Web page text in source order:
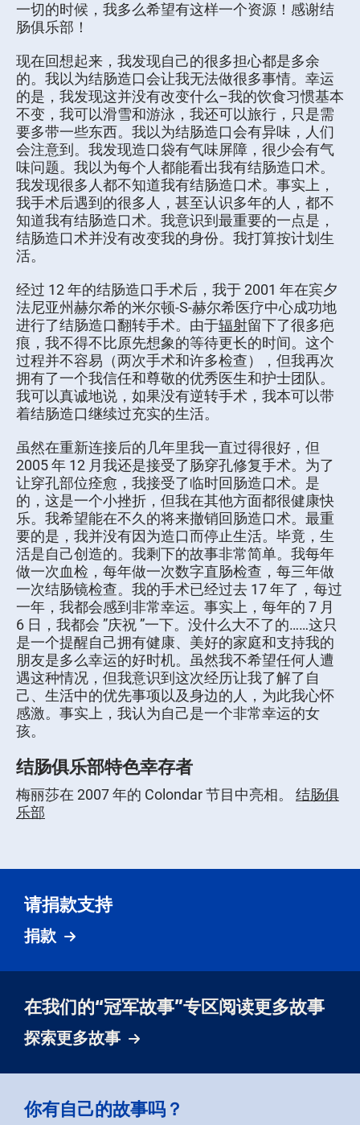
一切的时候，我多么希望有这样一个资源！感谢结
肠俱乐部！
现在回想起来，我发现自己的很多担心都是多余
的。我以为结肠造口会让我无法做很多事情。幸运
的是，我发现这并没有改变什么–我的饮食习惯基本
不变，我可以滑雪和游泳，我还可以旅行，只是需
要多带一些东西。我以为结肠造口会有异味，人们
会注意到。我发现造口袋有气味屏障，很少会有气
味问题。我以为每个人都能看出我有结肠造口术。
我发现很多人都不知道我有结肠造口术。事实上，
我手术后遇到的很多人，甚至认识多年的人，都不
知道我有结肠造口术。我意识到最重要的一点是，
结肠造口术并没有改变我的身份。我打算按计划生
活。
经过 12 年的结肠造口手术后，我于 2001 年在宾夕
法尼亚州赫尔希的米尔顿-S-赫尔希医疗中心成功地
进行了结肠造口翻转手术。由于辐射留下了很多疤
痕，我不得不比原先想象的等待更长的时间。这个
过程并不容易（两次手术和许多检查），但我再次
拥有了一个我信任和尊敬的优秀医生和护士团队。
我可以真诚地说，如果没有逆转手术，我本可以带
着结肠造口继续过充实的生活。
虽然在重新连接后的几年里我一直过得很好，但
2005 年 12 月我还是接受了肠穿孔修复手术。为了
让穿孔部位痊愈，我接受了临时回肠造口术。是
的，这是一个小挫折，但我在其他方面都很健康快
乐。我希望能在不久的将来撤销回肠造口术。最重
要的是，我并没有因为造口而停止生活。毕竟，生
活是自己创造的。我剩下的故事非常简单。我每年
做一次血检，每年做一次数字直肠检查，每三年做
一次结肠镜检查。我的手术已经过去 17 年了，每过
一年，我都会感到非常幸运。事实上，每年的 7 月
6 日，我都会 ”庆祝 ”一下。没什么大不了的……这只
是一个提醒自己拥有健康、美好的家庭和支持我的
朋友是多么幸运的好时机。虽然我不希望任何人遭
遇这种情况，但我意识到这次经历让我了解了自
己、生活中的优先事项以及身边的人，为此我心怀
感激。事实上，我认为自己是一个非常幸运的女
孩。
结肠俱乐部特色幸存者
梅丽莎在 2007 年的 Colondar 节目中亮相。 结肠俱
乐部
请捐款支持
捐款
在我们的“冠军故事”专区阅读更多故事
探索更多故事
你有自己的故事吗？